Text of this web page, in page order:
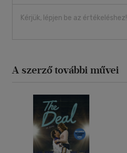
Kérjük, lépjen be az értékeléshez!
A szerző további művei